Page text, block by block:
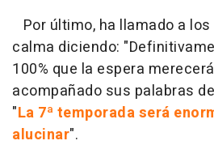
Por último, ha llamado a
calma diciendo:
100% que la espera
acompañado sus palabras
"La 7ª temporada será
alucinar".